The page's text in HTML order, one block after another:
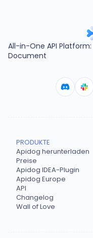
All-in-One API
Document
PRODUKTE
Apidog herunterladen
Preise
Apidog IDEA-Plugin
Apidog Europe
API
Changelog
Wall of Love